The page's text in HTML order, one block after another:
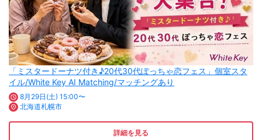
「ミスタードーナツ付き♪20代30代ぽっちゃ恋フェス」個室スタ
イル/White Key AI Matching/マッチングあり
8月29日(土) 15:00〜
北海道札幌市
詳細を見る